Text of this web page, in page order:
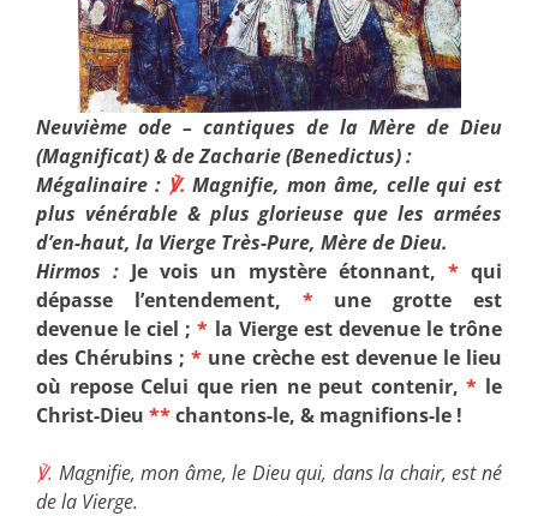
Neuvième ode – cantiques de la Mère de Dieu
(Magnificat) & de Zacharie (Benedictus) :
Mégalinaire : ℣. Magnifie, mon âme, celle qui est
plus vénérable & plus glorieuse que les armées
d’en-haut, la Vierge Très-Pure, Mère de Dieu.
Hirmos : Je vois un mystère étonnant, * qui
dépasse l’entendement, *une grotte est
devenue le ciel ;* la Vierge est devenue le trône
des Chérubins ;* une crèche est devenue le lieu
où repose Celui que rien ne peut contenir,* le
Christ-Dieu **chantons-le, & magnifions-le !
℣. Magnifie, mon âme, le Dieu qui, dans la chair, est né
de la Vierge.